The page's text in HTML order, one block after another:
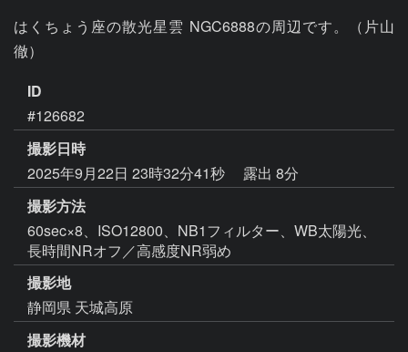
はくちょう座の散光星雲 NGC6888の周辺です。（片山
徹）
ID
#126682
撮影日時
2025年9月22日 23時32分41秒
露出 8分
撮影方法
60sec×8、ISO12800、NB1フィルター、WB太陽光、
長時間NRオフ／高感度NR弱め
撮影地
静岡県 天城高原
撮影機材